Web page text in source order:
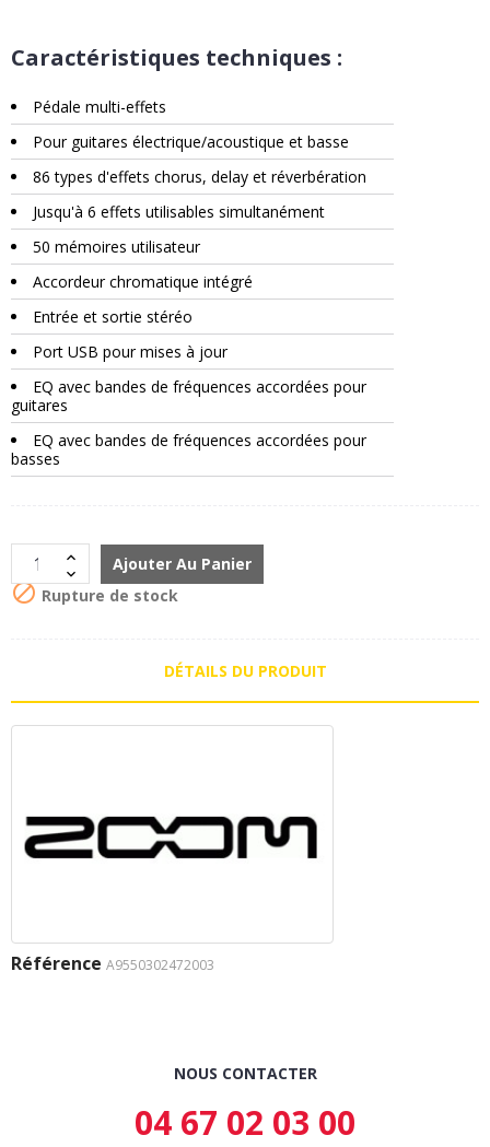
Caractéristiques techniques :
Pédale multi-effets
Pour guitares électrique/acoustique et basse
86 types d'effets chorus, delay et réverbération
Jusqu'à 6 effets utilisables simultanément
50 mémoires utilisateur
Accordeur chromatique intégré
Entrée et sortie stéréo
Port USB pour mises à jour
EQ avec bandes de fréquences accordées pour
guitares
EQ avec bandes de fréquences accordées pour
basses
Ajouter Au Panier
 Rupture de stock
DÉTAILS DU PRODUIT
Référence A9550302472003
NOUS CONTACTER
04 67 02 03 00